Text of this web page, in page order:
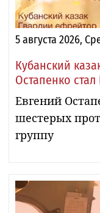
5 августа 2026,
Кубанский
Остапенко
Евгений
шестерых
группу